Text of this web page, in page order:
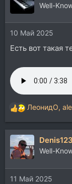
и
и
:
Well-
10 Май 2025
Есть вот такая
Р
е
а
к
ц
и
и
:
ЛеонидО,
Well-
11 Май 2025